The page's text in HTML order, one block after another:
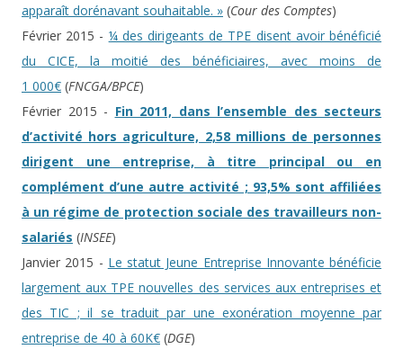
apparaît dorénavant souhaitable. » (Cour des Comptes)
Février 2015 - ¼ des dirigeants de TPE disent avoir bénéficié
du CICE, la moitié des bénéficiaires, avec moins de
1 000€ (FNCGA/BPCE)
Février 2015 - Fin 2011, dans l’ensemble des secteurs
d’activité hors agriculture, 2,58 millions de personnes
dirigent une entreprise, à titre principal ou en
complément d’une autre activité ; 93,5% sont affiliées
à un régime de protection sociale des travailleurs non-
salariés (INSEE)
Janvier 2015 - Le statut Jeune Entreprise Innovante bénéficie
largement aux TPE nouvelles des services aux entreprises et
des TIC ; il se traduit par une exonération moyenne par
entreprise de 40 à 60K€ (DGE)